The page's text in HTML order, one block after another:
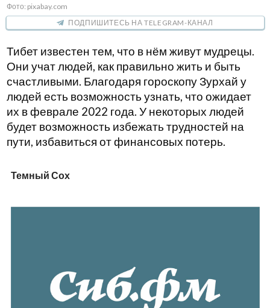
Фото: pixabay.com
ПОДПИШИТЕСЬ НА TELEGRAM-КАНАЛ
Тибет известен тем, что в нём живут мудрецы.
Они учат людей, как правильно жить и быть
счастливыми. Благодаря гороскопу Зурхай у
людей есть возможность узнать, что ожидает
их в феврале 2022 года. У некоторых людей
будет возможность избежать трудностей на
пути, избавиться от финансовых потерь.
Темный Сох